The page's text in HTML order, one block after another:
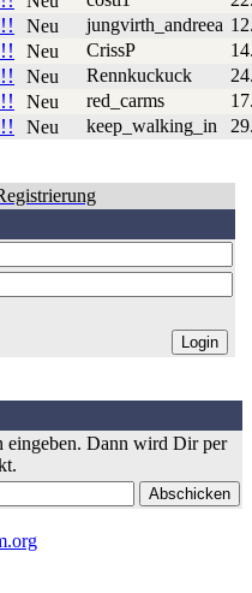
Neu jungvirth_andreea
Neu CrissP
Neu Rennkuckuck
Neu red_carms
Neu keep_walking_in
eingeben. Dann wird Dir per